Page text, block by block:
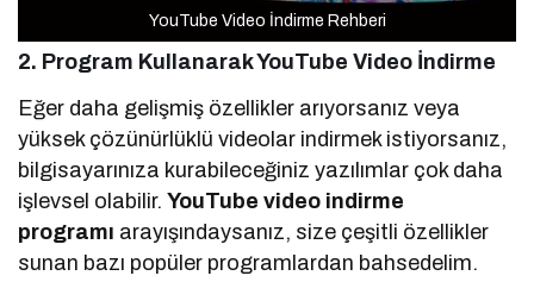
YouTube Video İndirme Rehberi
2. Program Kullanarak YouTube Video İndirme
Eğer daha gelişmiş özellikler arıyorsanız veya
yüksek çözünürlüklü videolar indirmek istiyorsanız,
bilgisayarınıza kurabileceğiniz yazılımlar çok daha
işlevsel olabilir.YouTube video indirme
programı arayışındaysanız, size çeşitli özellikler
sunan bazı popüler programlardan bahsedelim.